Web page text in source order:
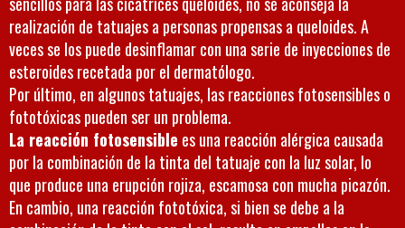
realización de tatuajes a personas propensas a queloides. A
veces se los puede desinflamar con una serie de inyecciones de
esteroides recetada por el dermatólogo.
Por último, en algunos tatuajes, las reacciones fotosensibleso
fototóxicaspueden ser un problema.
La reacción fotosensible es una reacción alérgica causada
por la combinación de la tinta del tatuaje con la luz solar, lo
que produce una erupción rojiza, escamosa con mucha picazón.
En cambio, una reacción fototóxica, si bien se debe a la